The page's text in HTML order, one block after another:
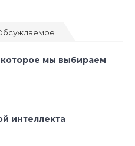
мы выбираем
интеллекта